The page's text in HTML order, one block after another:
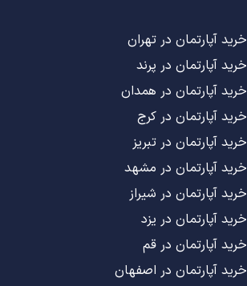
خرید آپارتمان در تهران
خرید آپارتمان در پرند
خرید آپارتمان در همدان
خرید آپارتمان در کرج
خرید آپارتمان در تبریز
خرید آپارتمان در مشهد
خرید آپارتمان در شیراز
خرید آپارتمان در یزد
خرید آپارتمان در قم
خرید آپارتمان در اصفهان